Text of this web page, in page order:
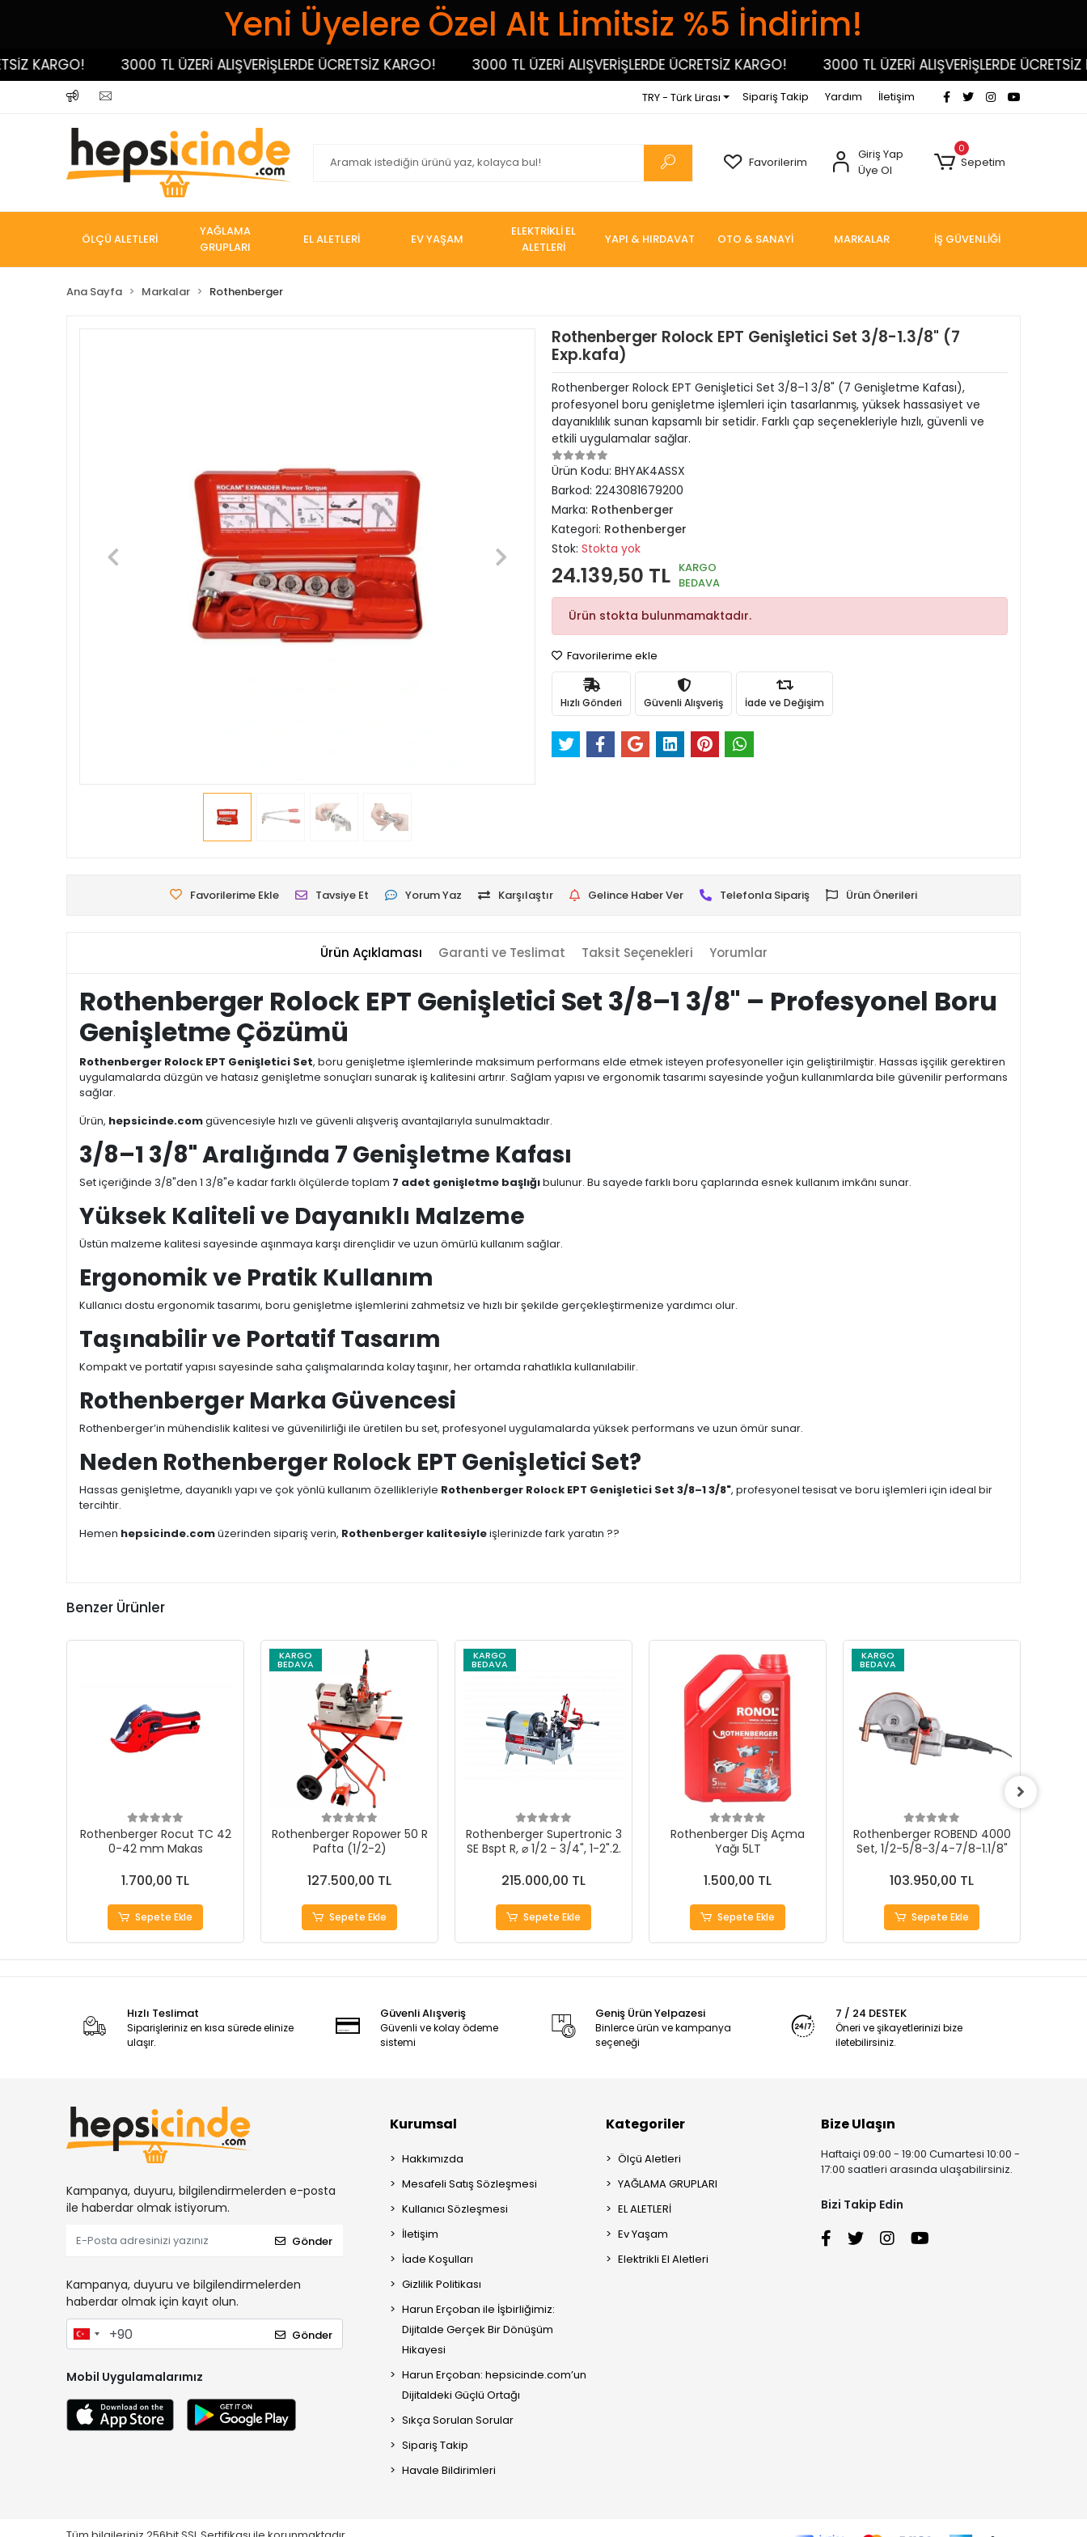
Yeni Üyelere Özel Alt Limitsiz %5 İndirim!
3000 TL ÜZERİ ALIŞVERİŞLERDE ÜCRETSİZ KARGO! 3000 TL ÜZERİ ALIŞVERİŞLERDE ÜCRETSİZ KARGO! 3000 TL ÜZERİ ALIŞVERİŞLERDE ÜCRETSİZ
TRY - Türk Lirası Sipariş Takip Yardım İletişim
Favorilerim
Giriş Yap
Üye Ol
0
Sepetim
ÖLÇÜ ALETLERİ
YAĞLAMA
GRUPLARI
EL ALETLERİ EV YAŞAM
ELEKTRİKLİ EL
ALETLERİ
YAPI & HIRDAVAT OTO & SANAYİ MARKALAR İŞ GÜVENLİĞİ
Ana Sayfa Markalar Rothenberger
Rothenberger Rolock EPT Genişletici Set 3/8-1.3/8" (7
Exp.kafa)
Rothenberger Rolock EPT Genişletici Set 3/8–1 3/8" (7 Genişletme Kafası),
profesyonel boru genişletme işlemleri için tasarlanmış, yüksek hassasiyet ve
dayanıklılık sunan kapsamlı bir setidir. Farklı çap seçenekleriyle hızlı, güvenli ve
etkili uygulamalar sağlar.
Ürün Kodu: BHYAK4ASSX
Barkod: 2243081679200
Marka: Rothenberger
Kategori: Rothenberger
Stok: Stokta yok
24.139,50 TL KARGO
BEDAVA
Ürün stokta bulunmamaktadır.
Favorilerime ekle
Hızlı Gönderi Güvenli Alışveriş İade ve Değişim
Favorilerime Ekle Tavsiye Et Yorum Yaz Karşılaştır Gelince Haber Ver Telefonla Sipariş Ürün Önerileri
Ürün Açıklaması Garanti ve Teslimat Taksit Seçenekleri Yorumlar
Rothenberger Rolock EPT Genişletici Set 3/8–1 3/8" – Profesyonel Boru
Genişletme Çözümü
Rothenberger Rolock EPT Genişletici Set, boru genişletme işlemlerinde maksimum performans elde etmek isteyen profesyoneller için geliştirilmiştir. Hassas işçilik gerektiren
uygulamalarda düzgün ve hatasız genişletme sonuçları sunarak iş kalitesini artırır. Sağlam yapısı ve ergonomik tasarımı sayesinde yoğun kullanımlarda bile güvenilir performans
sağlar.
Ürün, hepsicinde.comgüvencesiyle hızlı ve güvenli alışveriş avantajlarıyla sunulmaktadır.
3/8–1 3/8" Aralığında 7 Genişletme Kafası
Set içeriğinde 3/8"den 1 3/8"e kadar farklı ölçülerde toplam 7 adet genişletme başlığıbulunur. Bu sayede farklı boru çaplarında esnek kullanım imkânı sunar.
Yüksek Kaliteli ve Dayanıklı Malzeme
Üstün malzeme kalitesi sayesinde aşınmaya karşı dirençlidir ve uzun ömürlü kullanım sağlar.
Ergonomik ve Pratik Kullanım
Kullanıcı dostu ergonomik tasarımı, boru genişletme işlemlerini zahmetsiz ve hızlı bir şekilde gerçekleştirmenize yardımcı olur.
Taşınabilir ve Portatif Tasarım
Kompakt ve portatif yapısı sayesinde saha çalışmalarında kolay taşınır, her ortamda rahatlıkla kullanılabilir.
Rothenberger Marka Güvencesi
Rothenberger’in mühendislik kalitesi ve güvenilirliği ile üretilen bu set, profesyonel uygulamalarda yüksek performans ve uzun ömür sunar.
Neden Rothenberger Rolock EPT Genişletici Set?
Hassas genişletme, dayanıklı yapı ve çok yönlü kullanım özellikleriyle Rothenberger Rolock EPT Genişletici Set 3/8–1 3/8", profesyonel tesisat ve boru işlemleri için ideal bir
tercihtir.
Hemen hepsicinde.comüzerinden sipariş verin, Rothenberger kalitesiyleişlerinizde fark yaratın ??
Benzer Ürünler
Rothenberger Rocut TC 42
0-42 mm Makas
1.700,00 TL
Sepete Ekle
KARGO
BEDAVA
Rothenberger Ropower 50 R
Pafta (1/2-2)
127.500,00 TL
Sepete Ekle
KARGO
BEDAVA
Rothenberger Supertronic 3
SE Bspt R, ⌀ 1/2 - 3/4", 1-2".2.
215.000,00 TL
Sepete Ekle
Rothenberger Diş Açma
Yağı 5LT
1.500,00 TL
Sepete Ekle
KARGO
BEDAVA
Rothenberger ROBEND 4000
Set, 1/2-5/8-3/4-7/8-1.1/8"
103.950,00 TL
Sepete Ekle
Hızlı Teslimat
Siparişleriniz en kısa sürede elinize
ulaşır.
Güvenli Alışveriş
Güvenli ve kolay ödeme
sistemi
Geniş Ürün Yelpazesi
Binlerce ürün ve kampanya
seçeneği
7 / 24 DESTEK
Öneri ve şikayetlerinizi bize
iletebilirsiniz.
Kampanya, duyuru, bilgilendirmelerden e-posta
ile haberdar olmak istiyorum.
Gönder
Kampanya, duyuru ve bilgilendirmelerden
haberdar olmak için kayıt olun.
Gönder
Mobil Uygulamalarımız
Kurumsal
Hakkımızda
Mesafeli Satış Sözleşmesi
Kullanıcı Sözleşmesi
İletişim
İade Koşulları
Gizlilik Politikası
Harun Erçoban ile İşbirliğimiz:
Dijitalde Gerçek Bir Dönüşüm
Hikayesi
Harun Erçoban: hepsicinde.com’un
Dijitaldeki Güçlü Ortağı
Sıkça Sorulan Sorular
Sipariş Takip
Havale Bildirimleri
Kategoriler
Ölçü Aletleri
YAĞLAMA GRUPLARI
EL ALETLERİ
Ev Yaşam
Elektrikli El Aletleri
Bize Ulaşın
Haftaiçi 09:00 - 19:00 Cumartesi 10:00 -
17:00 saatleri arasında ulaşabilirsiniz.
Bizi Takip Edin